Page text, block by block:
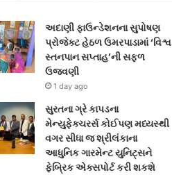
અદાણી ફાઉન્ડેશનના સુપોષણ
પ્રોજેક્ટ હેઠળ ઉમરપાડામાં ‘વિશ્વ
સ્તનપાન સપ્તાહ’ની સફળ
ઉજવણી
1 day ago
સુરતના ગ્રે કાપડના
મેન્યુફેક્ચરર્સ કોઈપણ મધ્યસ્થી
વગર સીધા જ શ્રીલંકાના
આધુનિક ગારમેન્ટ યુનિટ્સને
ફેબ્રિક એક્સપોર્ટ કરી શકશે